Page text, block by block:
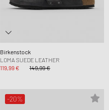
Birkenstock
LOMA SUEDE LEATHER
119,99 €
149,99 €
-20%